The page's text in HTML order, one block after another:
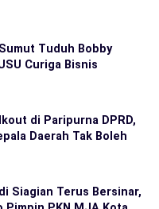
Tuduh Bobby
Curiga Bisnis
di Paripurna DPRD,
Daerah Tak Boleh
Siagian Terus Bersinar,